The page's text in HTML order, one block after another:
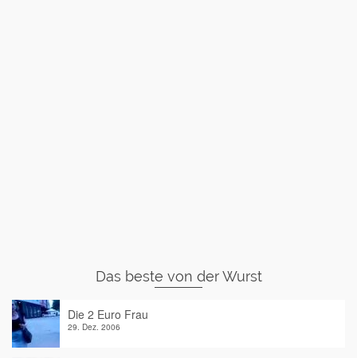
Das beste von der Wurst
Die 2 Euro Frau
29. Dez. 2006